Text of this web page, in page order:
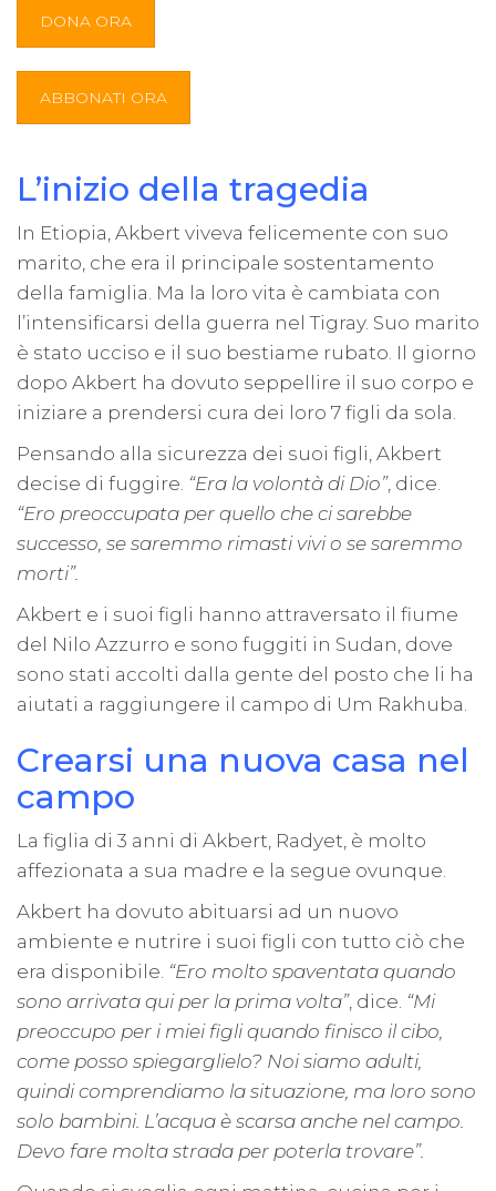
DONA ORA
ABBONATI ORA
L’inizio della tragedia
In Etiopia, Akbert viveva felicemente con suo
marito, che era il principale sostentamento
della famiglia. Ma la loro vita è cambiata con
l’intensificarsi della guerra nel Tigray. Suo marito
è stato ucciso e il suo bestiame rubato. Il giorno
dopo Akbert ha dovuto seppellire il suo corpo e
iniziare a prendersi cura dei loro 7 figli da sola.
Pensando alla sicurezza dei suoi figli, Akbert
decise di fuggire. “Era la volontà di Dio”, dice.
“Ero preoccupata per quello che ci sarebbe
successo, se saremmo rimasti vivi o se saremmo
morti”.
Akbert e i suoi figli hanno attraversato il fiume
del Nilo Azzurro e sono fuggiti in Sudan, dove
sono stati accolti dalla gente del posto che li ha
aiutati a raggiungere il campo di Um Rakhuba.
Crearsi una nuova casa nel
campo
La figlia di 3 anni di Akbert, Radyet, è molto
affezionata a sua madre e la segue ovunque.
Akbert ha dovuto abituarsi ad un nuovo
ambiente e nutrire i suoi figli con tutto ciò che
era disponibile. “Ero molto spaventata quando
sono arrivata qui per la prima volta”, dice. “Mi
preoccupo per i miei figli quando finisco il cibo,
come posso spiegarglielo? Noi siamo adulti,
quindi comprendiamo la situazione, ma loro sono
solo bambini. L’acqua è scarsa anche nel campo.
Devo fare molta strada per poterla trovare”.